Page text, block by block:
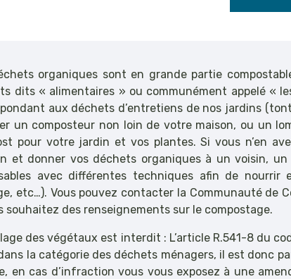
organiques sont en grande partie
dits « alimentaires » ou communément appelé «
aux déchets d’entretiens de nos jardins
un composteur non loin de votre maison, ou un
pour votre jardin et vos plantes. Si vous n’en
et donner vos déchets organiques à un voisin,
avec différentes techniques afin de nourrir
etc…). Vous pouvez contacter la Communauté de
souhaitez des renseignements sur le compostage.
des végétaux est interdit : L’article R.541-8 du
la catégorie des déchets ménagers, il est donc
en cas d’infraction vous vous exposez à une